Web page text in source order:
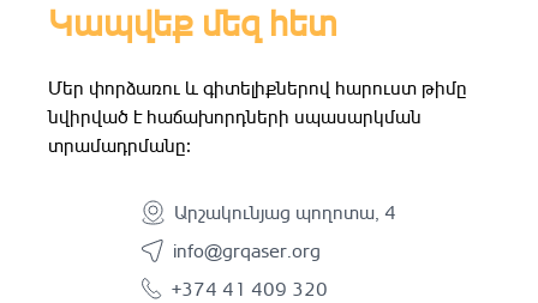
Կապվեք մեզ հետ
Մեր փորձառու և գիտելիքներով հարուստ թիմը
նվիրված է հաճախորդների սպասարկման
տրամադրմանը։
Արշակունյաց պողոտա, 4
info@grqaser.org
+374 41 409 320